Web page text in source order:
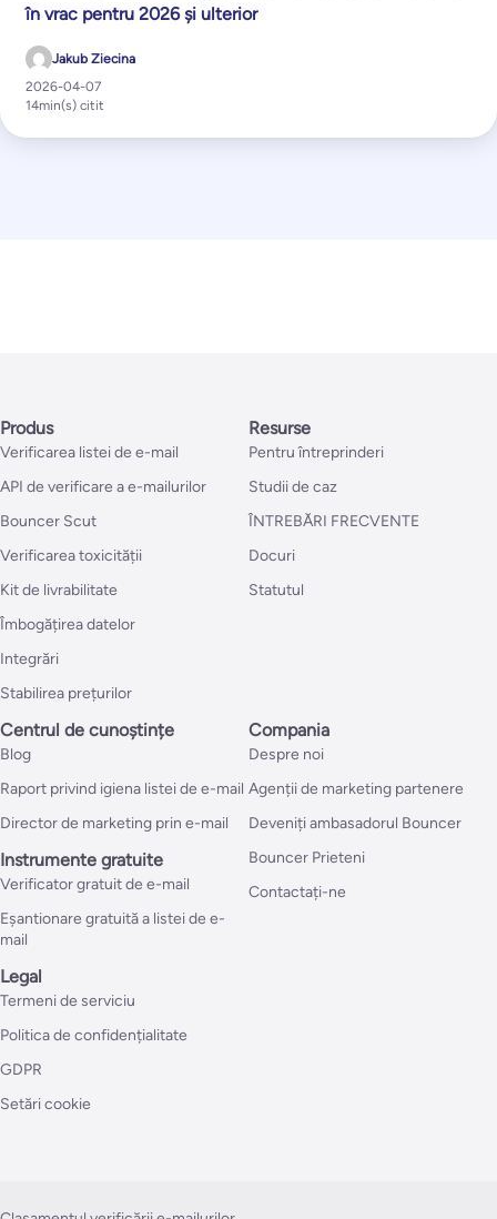
în vrac pentru 2026 și ulterior
Jakub Ziecina
2026-04-07
14min(s) citit
Produs
Verificarea listei de e-mail
API de verificare a e-mailurilor
Bouncer Scut
Verificarea toxicității
Kit de livrabilitate
Îmbogățirea datelor
Integrări
Stabilirea prețurilor
Resurse
Pentru întreprinderi
Studii de caz
ÎNTREBĂRI FRECVENTE
Docuri
Statutul
Centrul de cunoștințe
Blog
Raport privind igiena listei de e-mail
Director de marketing prin e-mail
Instrumente gratuite
Verificator gratuit de e-mail
Eșantionare gratuită a listei de e-
mail
Compania
Despre noi
Agenții de marketing partenere
Deveniți ambasadorul Bouncer
Bouncer Prieteni
Contactați-ne
Legal
Termeni de serviciu
Politica de confidențialitate
GDPR
Setări cookie